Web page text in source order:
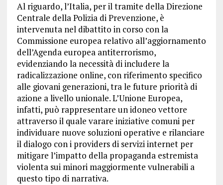
Al riguardo, l’Italia, per il tramite della Direzione
Centrale della Polizia di Prevenzione, è
intervenuta nel dibattito in corso con la
Commissione europea relativo all’aggiornamento
dell’Agenda europea antiterrorismo,
evidenziando la necessità di includere la
radicalizzazione online, con riferimento specifico
alle giovani generazioni, tra le future priorità di
azione a livello unionale. L’Unione Europea,
infatti, può rappresentare un idoneo vettore
attraverso il quale varare iniziative comuni per
individuare nuove soluzioni operative e rilanciare
il dialogo con i providers di servizi internet per
mitigare l’impatto della propaganda estremista
violenta sui minori maggiormente vulnerabili a
questo tipo di narrativa.